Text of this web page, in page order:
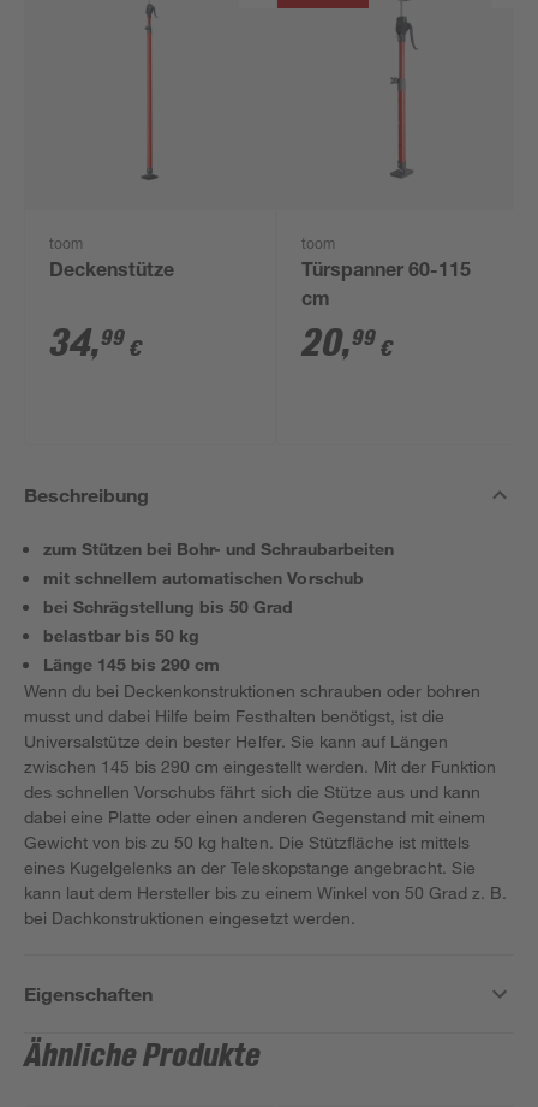
toom
Deckenstütze
34,99 €
toom
Türspanner 60-115
cm
20,99 €
Beschreibung
zum Stützen bei Bohr- und Schraubarbeiten
mit schnellem automatischen Vorschub
bei Schrägstellung bis 50 Grad
belastbar bis 50 kg
Länge 145 bis 290 cm
Wenn du bei Deckenkonstruktionen schrauben oder bohren
musst und dabei Hilfe beim Festhalten benötigst, ist die
Universalstütze dein bester Helfer. Sie kann auf Längen
zwischen 145 bis 290 cm eingestellt werden. Mit der Funktion
des schnellen Vorschubs fährt sich die Stütze aus und kann
dabei eine Platte oder einen anderen Gegenstand mit einem
Gewicht von bis zu 50 kg halten. Die Stützfläche ist mittels
eines Kugelgelenks an der Teleskopstange angebracht. Sie
kann laut dem Hersteller bis zu einem Winkel von 50 Grad z. B.
bei Dachkonstruktionen eingesetzt werden.
Eigenschaften
Ähnliche Produkte